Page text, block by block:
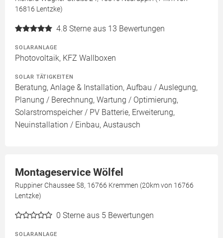
16816 Lentzke)
4.8 Sterne aus 13 Bewertungen
SOLARANLAGE
Photovoltaik, KFZ Wallboxen
SOLAR TÄTIGKEITEN
Beratung, Anlage & Installation, Aufbau / Auslegung,
Planung / Berechnung, Wartung / Optimierung,
Solarstromspeicher / PV Batterie, Erweiterung,
Neuinstallation / Einbau, Austausch
Montageservice Wölfel
Ruppiner Chaussee 58, 16766 Kremmen (20km von 16766
Lentzke)
0 Sterne aus 5 Bewertungen
SOLARANLAGE